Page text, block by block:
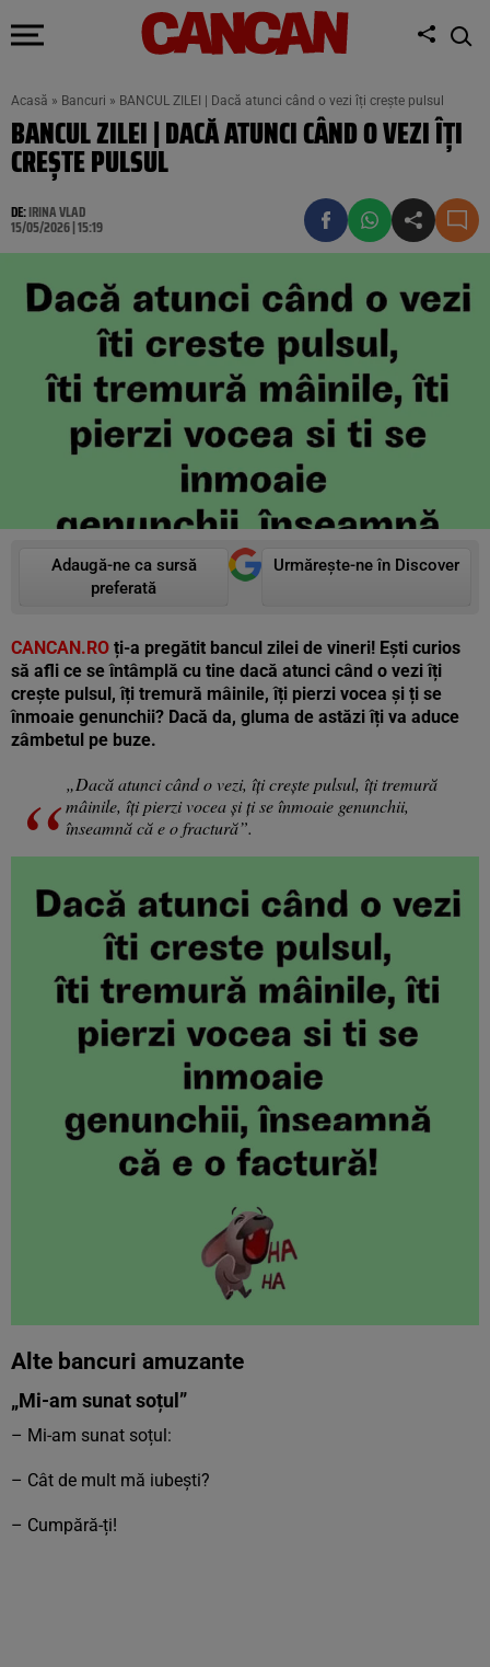
Acasă » Bancuri » BANCUL ZILEI | Dacă atunci când o vezi îți crește pulsul
BANCUL ZILEI | DACĂ ATUNCI CÂND O VEZI ÎȚI
CREȘTE PULSUL
DE:IRINA VLAD
15/05/2026 | 15:19
Adaugă-ne ca sursă
preferată
Urmărește-ne în Discover
CANCAN.RO ți-a pregătit bancul zilei de vineri! Ești curios
să afli ce se întâmplă cu tine dacă atunci când o vezi îți
crește pulsul, îți tremură mâinile, îți pierzi vocea și ți se
înmoaie genunchii? Dacă da, gluma de astăzi îți va aduce
zâmbetul pe buze.
„Dacă atunci când o vezi, îți crește pulsul, îți tremură
mâinile, îți pierzi vocea și ți se înmoaie genunchii,
înseamnă că e o fractură”.
Alte bancuri amuzante
„Mi-am sunat soțul”
– Mi-am sunat soțul:
– Cât de mult mă iubești?
– Cumpără-ți!